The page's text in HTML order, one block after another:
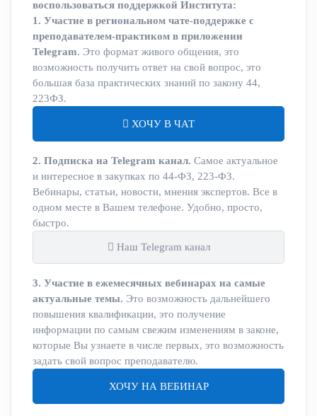
воспользоваться поддержкой Института:
1. Участие в региональном чате-поддержке с
преподавателем-практиком в приложении
Telegram. Это формат живого общения, это
возможность получить ответ на свой вопрос, это
большая база практических знаний по закону 44,
223ФЗ.
ХОЧУ В ЧАТ
2. Подписка на Telegram канал. Самое актуальное
и интересное в закупках по 44-ФЗ, 223-ФЗ.
Вебинары, статьи, новости, мнения экспертов. Все в
одном месте в Вашем телефоне. Удобно, просто,
быстро.
Наш Telegram канал
3. Участие в ежемесячных вебинарах на самые
актуальные темы. Это возможность дальнейшего
повышения квалификации, это получение
информации по самым свежим изменениям в законе,
которые Вы узнаете в числе первых, это возможность
задать свой вопрос преподавателю.
ХОЧУ НА ВЕБИНАР